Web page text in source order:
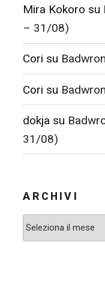
Mira Kokoro su
– 31/08)
Cori su
Cori su
dokja su
31/08)
ARCHIVI
Archivi